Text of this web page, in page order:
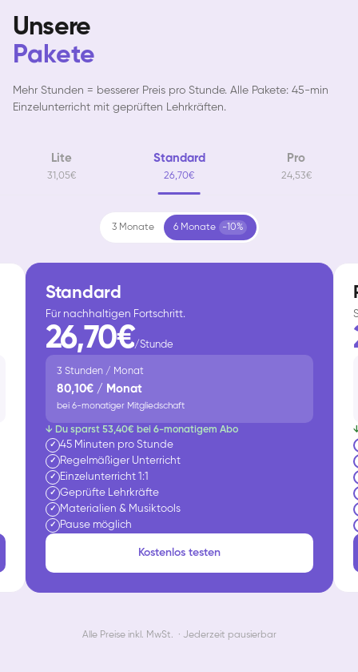
Unsere
Pakete
Mehr Stunden = besserer Preis pro Stunde. Alle Pakete: 45-min
Einzelunterricht mit geprüften Lehrkräften.
Lite
31,05€
Standard
26,70€
Pro
24,53€
3 Monate 6 Monate -10%
Standard
Für nachhaltigen Fortschritt.
26,70€/Stunde
3 Stunden / Monat
80,10€ / Monat
bei 6-monatiger Mitgliedschaft
↓ Du sparst 53,40€ bei 6-monatigem Abo
✓ 45 Minuten pro Stunde
✓ Regelmäßiger Unterricht
✓ Einzelunterricht 1:1
✓ Geprüfte Lehrkräfte
✓ Materialien & Musiktools
✓ Pause möglich
Kostenlos testen
Alle Preise inkl. MwSt. · Jederzeit pausierbar